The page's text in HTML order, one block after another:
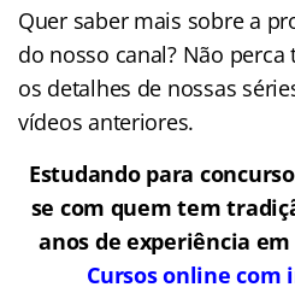
Quer saber mais sobre a
do nosso canal? Não perca
os detalhes de nossas
vídeos anteriores.
Estudando para
se com quem tem
anos de experiência
Cursos online